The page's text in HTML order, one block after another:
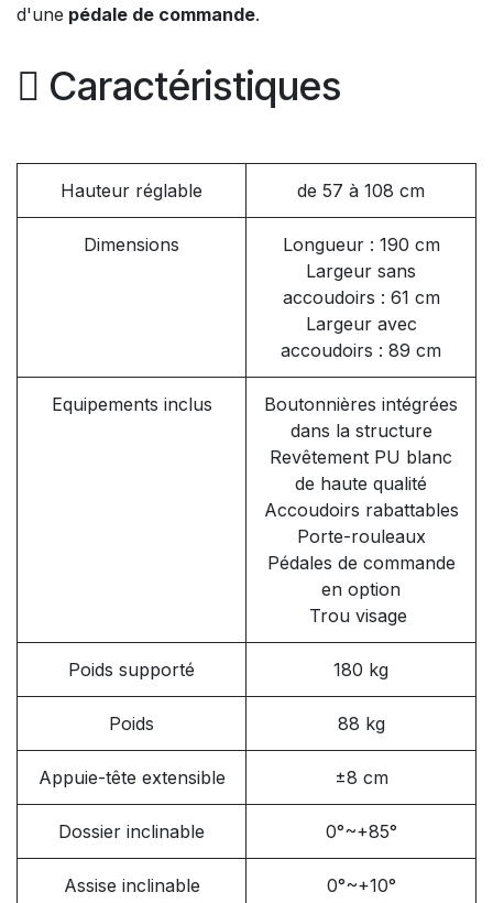
d'une pédale de commande.
Caractéristiques
Hauteur réglable de 57 à 108 cm
Dimensions
Longueur : 190 cm
Largeur sans
accoudoirs : 61 cm
Largeur avec
accoudoirs : 89 cm
Equipements inclus
Boutonnières intégrées
dans la structure
Revêtement PU blanc
de haute qualité
Accoudoirs rabattables
Porte-rouleaux
Pédales de commande
en option
Trou visage
Poids supporté 180 kg
Poids 88 kg
Appuie-tête extensible ±8 cm
Dossier inclinable 0°~+85°
Assise inclinable 0°~+10°